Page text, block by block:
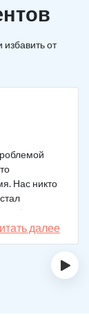
от
Нас никто
было,
на
далее
›